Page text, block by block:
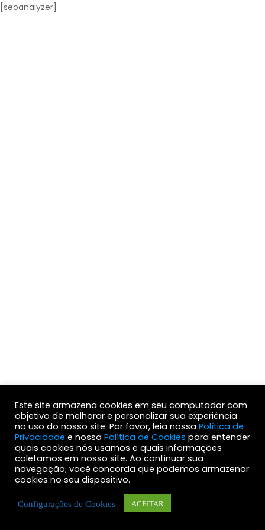
[seoanalyzer]
Este site armazena cookies em seu computador com
objetivo de melhorar e personalizar sua experiência
no uso do nosso site. Por favor, leia nossa Política de
Privacidade e nossa Política de Cookies para entender
quais cookies nós usamos e quais informações
coletamos em nosso site. Ao continuar sua
navegação, você concorda que podemos armazenar
cookies no seu dispositivo.
Configurações de Cookies ACEITAR